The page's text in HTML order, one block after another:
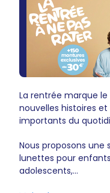
La rentrée marque
nouvelles histoires
importants du
Nous proposons une
lunettes pour
adolescents,...